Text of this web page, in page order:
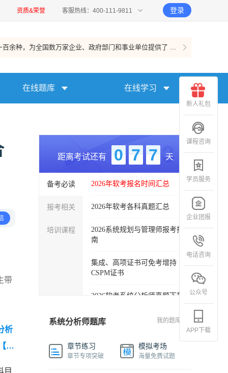
资质&荣誉 客服热线：400-111-9811 登录
百余种，为全国数万家企业、政府部门和事业单位提供了 ...
在线题库 在线学习
带
析
20
距离考试还有 0 7 7 天
备考必读
报考相关
培训课程
2026年软考报名时间汇总
2026年软考各科真题汇总
2026系统规划与管理师报考指
南
集成、高项证书可免考增持
CSPM证书
2026软考系统分析师真题下载
软考各科目自学必备学习包
2027年信息系统项目管理师精
品班
系统分析师题库 我的题库
章节练习
章节专项突破
模拟考场
海量免费试题
新人礼包
课程咨询
学员服务
企业团报
电话咨询
公众号
APP下载